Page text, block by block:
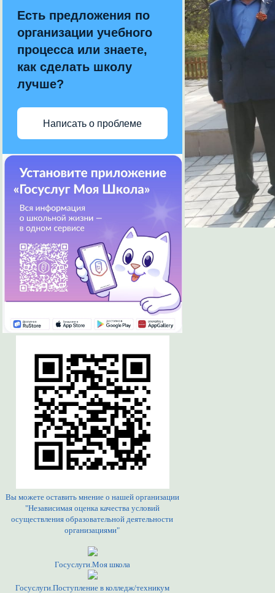
Есть предложения по
организации учебного
процесса или знаете,
как сделать школу
лучше?
Написать о проблеме
Вы можете оставить мнение о нашей организации
"Независимая оценка качества условий
осуществления образовательной деятельности
организациями"
Госуслуги.Моя школа
Госуслуги.Поступление в колледж/техникум